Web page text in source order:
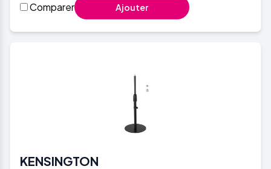
Comparer Ajouter
KENSINGTON